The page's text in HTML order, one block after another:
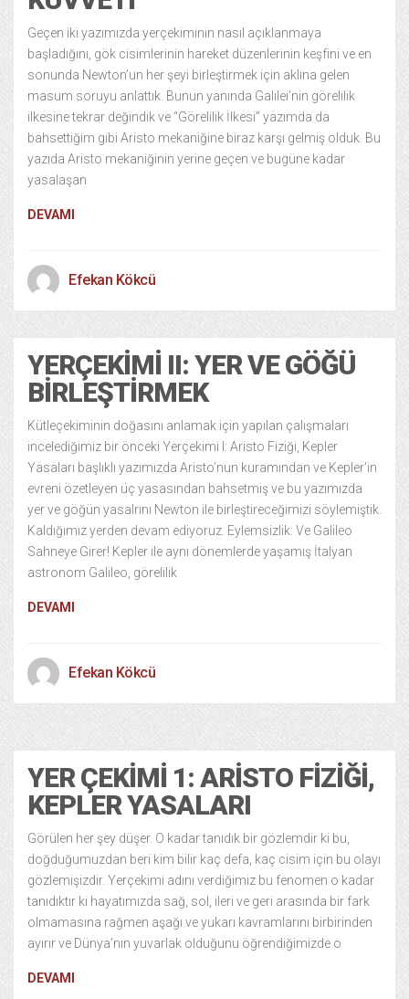
Geçen iki yazımızda yerçekiminin nasıl açıklanmaya
başladığını, gök cisimlerinin hareket düzenlerinin keşfini ve en
sonunda Newton’un her şeyi birleştirmek için aklına gelen
masum soruyu anlattık. Bunun yanında Galilei’nin görelilik
ilkesine tekrar değindik ve “Görelilik İlkesi” yazımda da
bahsettiğim gibi Aristo mekaniğine biraz karşı gelmiş olduk. Bu
yazıda Aristo mekaniğinin yerine geçen ve bugüne kadar
yasalaşan
DEVAMI
Efekan Kökcü
YERÇEKIMI II: YER VE GÖĞÜ
BIRLEŞTIRMEK
Kütleçekiminin doğasını anlamak için yapılan çalışmaları
incelediğimiz bir önceki Yerçekimi I: Aristo Fiziği, Kepler
Yasaları başlıklı yazımızda Aristo’nun kuramından ve Kepler’in
evreni özetleyen üç yasasından bahsetmiş ve bu yazımızda
yer ve göğün yasalrını Newton ile birleştireceğimizi söylemiştik.
Kaldığımız yerden devam ediyoruz. Eylemsizlik: Ve Galileo
Sahneye Girer! Kepler ile aynı dönemlerde yaşamış İtalyan
astronom Galileo, görelilik
DEVAMI
Efekan Kökcü
31/01/2014
YER ÇEKIMI 1: ARISTO FIZIĞI,
KEPLER YASALARI
Görülen her şey düşer. O kadar tanıdık bir gözlemdir ki bu,
doğduğumuzdan beri kim bilir kaç defa, kaç cisim için bu olayı
gözlemişizdir. Yerçekimi adını verdiğimiz bu fenomen o kadar
tanıdıktır ki hayatımızda sağ, sol, ileri ve geri arasında bir fark
olmamasına rağmen aşağı ve yukarı kavramlarını birbirinden
ayırır ve Dünya’nın yuvarlak olduğunu öğrendiğimizde o
DEVAMI